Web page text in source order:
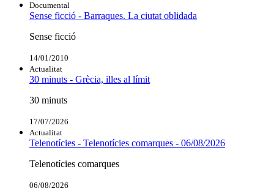
Documental
Sense ficció - Barraques. La ciutat oblidada
Sense ficció
14/01/2010
Actualitat
30 minuts - Grècia, illes al límit
30 minuts
17/07/2026
Actualitat
Telenotícies - Telenotícies comarques - 06/08/2026
Telenotícies comarques
06/08/2026